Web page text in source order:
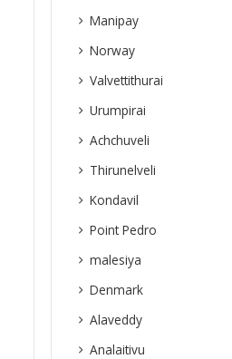
Manipay
Norway
Valvettithurai
Urumpirai
Achchuveli
Thirunelveli
Kondavil
Point Pedro
malesiya
Denmark
Alaveddy
Analaitivu